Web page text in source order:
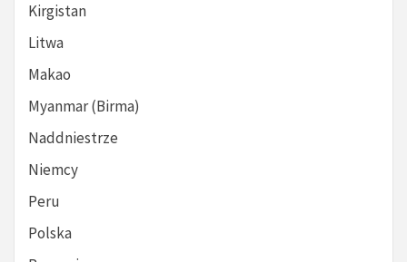
Kirgistan
Litwa
Makao
Myanmar (Birma)
Naddniestrze
Niemcy
Peru
Polska